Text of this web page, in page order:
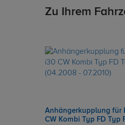
Zu Ihrem
Anhängerkupplung für
CW Kombi Typ FD Typ